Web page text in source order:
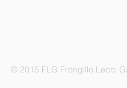
© 2015 FLG Frongillo Lecci